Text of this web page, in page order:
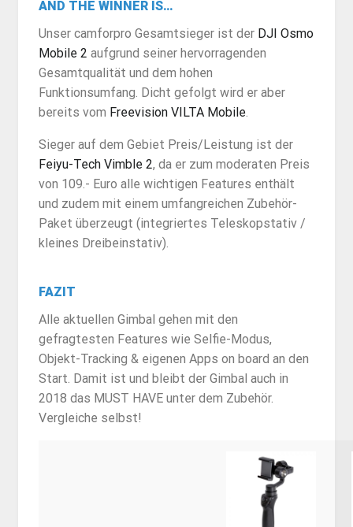
AND THE WINNER IS…
Unser camforpro Gesamtsieger ist der DJI Osmo
Mobile 2 aufgrund seiner hervorragenden
Gesamtqualität und dem hohen
Funktionsumfang. Dicht gefolgt wird er aber
bereits vom Freevision VILTA Mobile.
Sieger auf dem Gebiet Preis/Leistung ist der
Feiyu-Tech Vimble 2, da er zum moderaten Preis
von 109.- Euro alle wichtigen Features enthält
und zudem mit einem umfangreichen Zubehör-
Paket überzeugt (integriertes Teleskopstativ /
kleines Dreibeinstativ).
FAZIT
Alle aktuellen Gimbal gehen mit den
gefragtesten Features wie Selfie-Modus,
Objekt-Tracking & eigenen Apps on board an den
Start. Damit ist und bleibt der Gimbal auch in
2018 das MUST HAVE unter dem Zubehör.
Vergleiche selbst!